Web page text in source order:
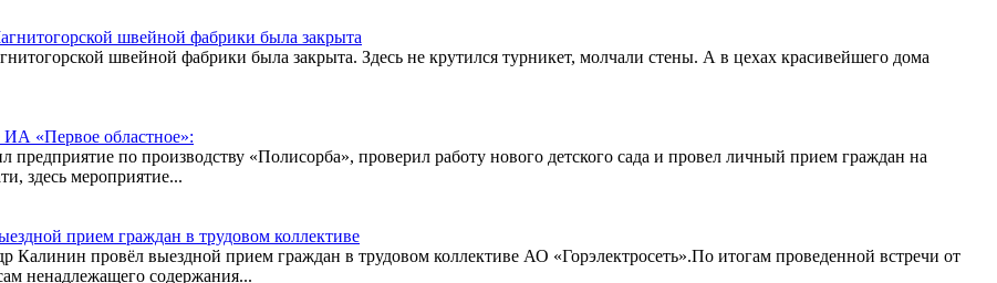
швейной фабрики была закрыта
швейной фабрики была закрыта. Здесь не крутился турникет, молчали стены. А в цехах красивейшего дома
«Первое областное»:
предприятие по производству «Полисорба», проверил работу нового детского сада и провел личный прием граждан на
здесь мероприятие...
прием граждан в трудовом коллективе
Калинин провёл выездной прием граждан в трудовом коллективе АО «Горэлектросеть».По итогам проведенной встречи от
ненадлежащего содержания...